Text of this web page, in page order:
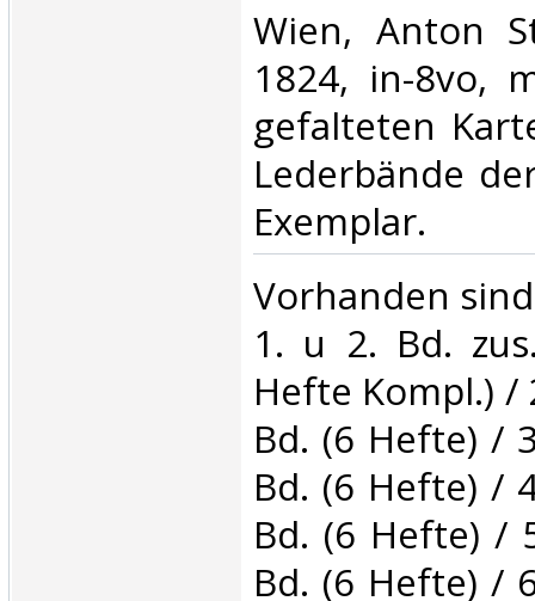
‎Wien, Anton
1824, in-8vo,
gefalteten
Lederbände
Exemplar.‎
‎Vorhanden
1. u 2. Bd.
Hefte Kompl.) /
Bd. (6 Hefte) /
Bd. (6 Hefte) /
Bd. (6 Hefte) /
Bd. (6 Hefte) /